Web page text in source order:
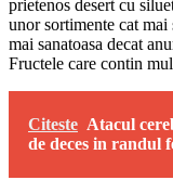
prietenos desert cu
unor sortimente cat mai
mai sanatoasa decat
Fructele care contin
Citeste Atacul
de deces in randul